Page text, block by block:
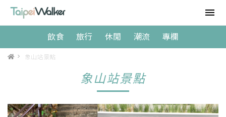
飲食 旅行 休閒 潮流 專欄
> 象山站景點
象山站景點